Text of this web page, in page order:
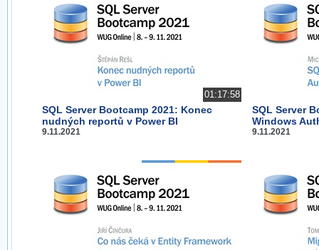
01:17:58
SQL Server Bootcamp 2021: Konec
nudných reportů v Power BI
9.11.2021
SQL Server
Windows
9.11.2021